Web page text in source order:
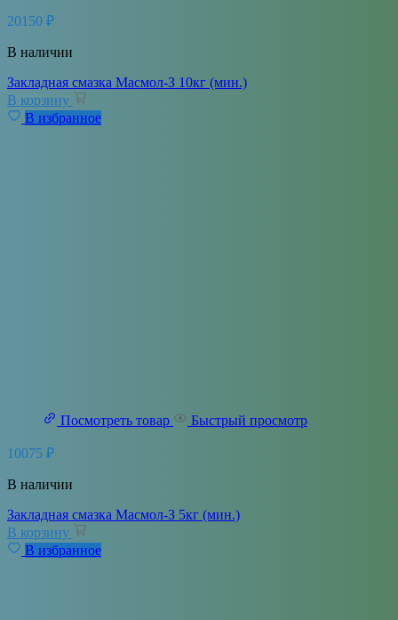
20150 ₽
В наличии
Закладная смазка Масмол-З 10кг (мин.)
В корзину
В избранное
Посмотреть товар Быстрый просмотр
10075 ₽
В наличии
Закладная смазка Масмол-З 5кг (мин.)
В корзину
В избранное